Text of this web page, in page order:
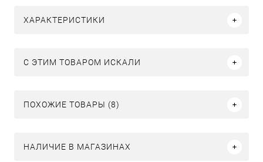
ХАРАКТЕРИСТИКИ
C ЭТИМ ТОВАРОМ ИСКАЛИ
ПОХОЖИЕ ТОВАРЫ (8)
НАЛИЧИЕ В МАГАЗИНАХ